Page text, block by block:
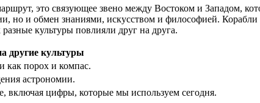
это связующее звено между Востоком и Западом,
но и обмен знаниями, искусством и философией.
культуры повлияли друг на друга.
другие культуры
как порох и компас.
астрономии.
включая цифры, которые мы используем сегодня.